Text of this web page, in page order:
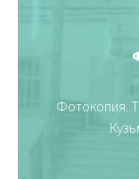
Фотокопия.